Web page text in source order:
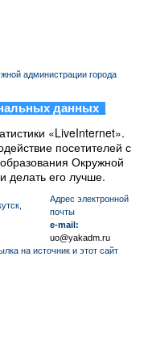
администрации города
данных
«LiveInternet».
посетителей с
Окружной
делать его лучше.
Aдрес электронной
почты
e-mail:
uo@yakadm.ru
на источник и этот сайт